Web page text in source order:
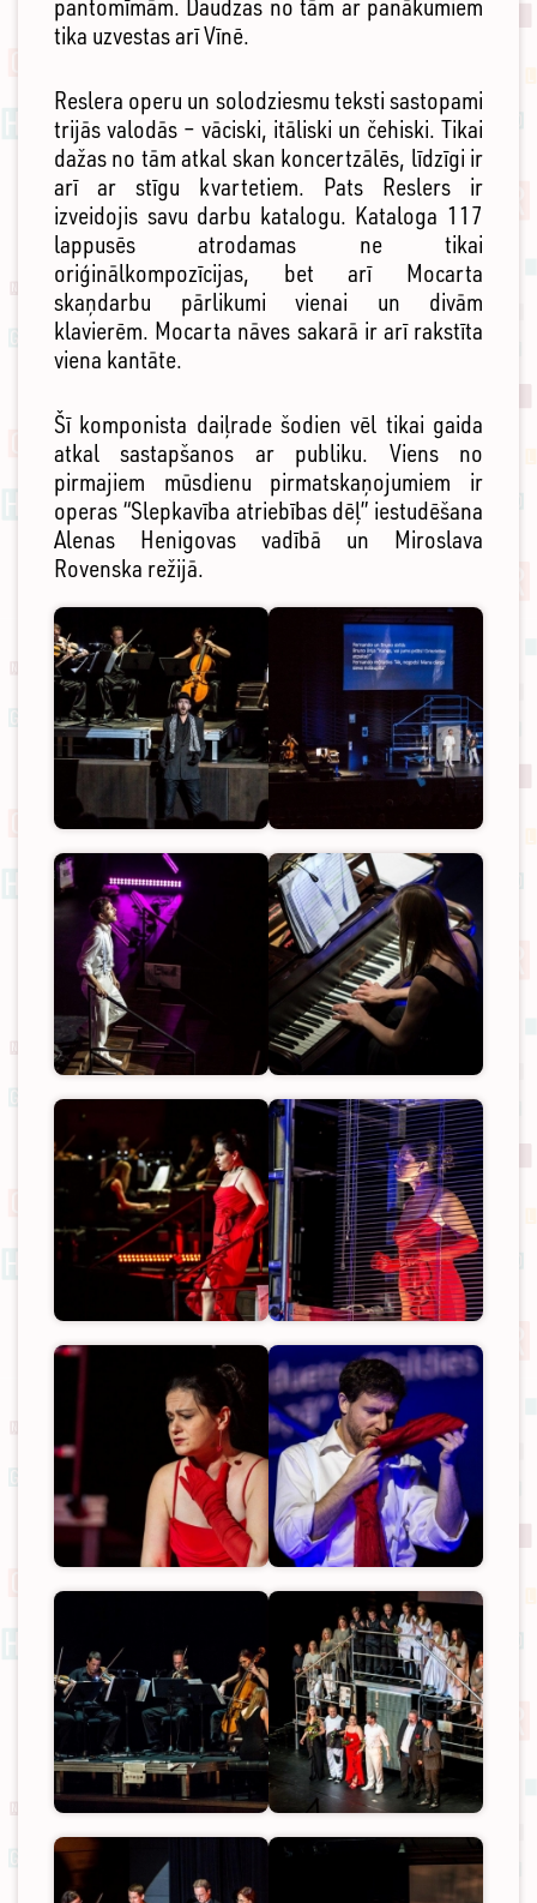
pantomīmām. Daudzas no tām ar panākumiem
tika uzvestas arī Vīnē.
Reslera operu un solodziesmu teksti sastopami
trijās valodās – vāciski, itāliski un čehiski. Tikai
dažas no tām atkal skan koncertzālēs, līdzīgi ir
arī ar stīgu kvartetiem. Pats Reslers ir
izveidojis savu darbu katalogu. Kataloga 117
lappusēs atrodamas ne tikai
oriģinālkompozīcijas, bet arī Mocarta
skaņdarbu pārlikumi vienai un divām
klavierēm. Mocarta nāves sakarā ir arī rakstīta
viena kantāte.
Šī komponista daiļrade šodien vēl tikai gaida
atkal sastapšanos ar publiku. Viens no
pirmajiem mūsdienu pirmatskaņojumiem ir
operas “Slepkavība atriebības dēļ” iestudēšana
Alenas Henigovas vadībā un Miroslava
Rovenska režijā.